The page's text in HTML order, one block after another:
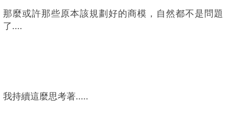
那麼或許那些原本該規劃好的商模，自然都不是問題
了....
我持續這麼思考著.....